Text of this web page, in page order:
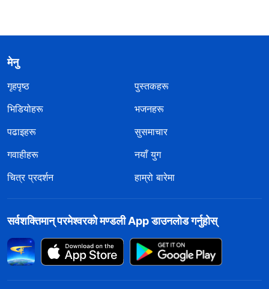
मेनु
गृहपृष्ठ
पुस्तकहरू
भिडियोहरू
भजनहरू
पढाइहरू
सुसमाचार
गवाहीहरू
नयाँ युग
चित्र प्रदर्शन
हाम्रो बारेमा
सर्वशक्तिमान्‌ परमेश्‍वरको मण्डली App डाउनलोड गर्नुहोस्